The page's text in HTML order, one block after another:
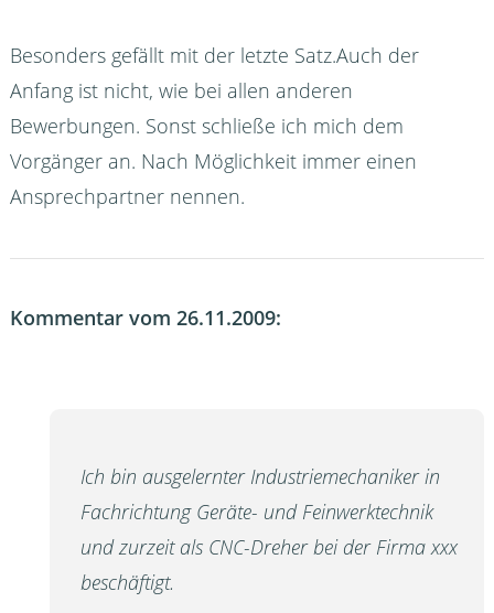
Besonders gefällt mit der letzte Satz.Auch der
Anfang ist nicht, wie bei allen anderen
Bewerbungen. Sonst schließe ich mich dem
Vorgänger an. Nach Möglichkeit immer einen
Ansprechpartner nennen.
Kommentar vom 26.11.2009:
Ich bin ausgelernter Industriemechaniker in
Fachrichtung Geräte- und Feinwerktechnik
und zurzeit als CNC-Dreher bei der Firma xxx
beschäftigt.